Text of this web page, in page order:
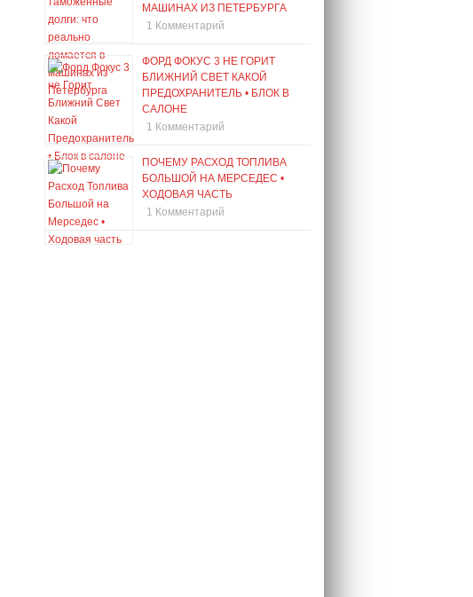
МАШИНАХ ИЗ ПЕТЕРБУРГА
1 Комментарий
ФОРД ФОКУС 3 НЕ ГОРИТ
БЛИЖНИЙ СВЕТ КАКОЙ
ПРЕДОХРАНИТЕЛЬ • БЛОК В
САЛОНЕ
1 Комментарий
ПОЧЕМУ РАСХОД ТОПЛИВА
БОЛЬШОЙ НА МЕРСЕДЕС •
ХОДОВАЯ ЧАСТЬ
1 Комментарий